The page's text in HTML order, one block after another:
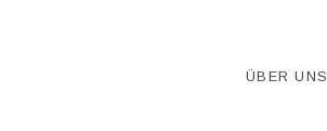
ÜBER UNS